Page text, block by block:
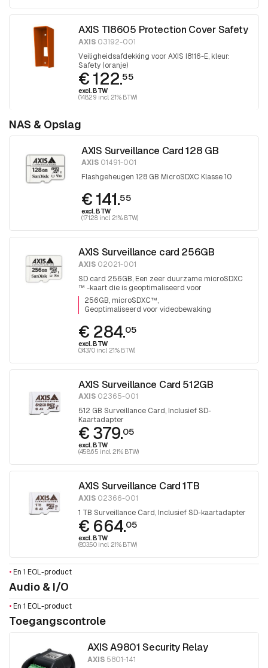
AXIS TI8605 Protection Cover Safety
AXIS 03192-001
Veiligheidsafdekking voor AXIS I8116-E, kleur:
Safety (oranje)
€ 122.55
excl. BTW
(148.29 incl. 21% BTW)
NAS & Opslag
AXIS Surveillance Card 128 GB
AXIS01491-001
Flashgeheugen 128 GB MicroSDXC Klasse 10
€ 141.55
excl. BTW
(171.28 incl. 21% BTW)
AXIS Surveillance card 256GB
AXIS 02021-001
SD card 256GB, Een zeer duurzame microSDXC
™ -kaart die is geoptimaliseerd voor
videobewaking.
256GB, microSDXC™
Geoptimaliseerd voor videobewaking
€ 284.05
excl. BTW
(343.70 incl. 21% BTW)
AXIS Surveillance Card 512GB
AXIS 02365-001
512 GB Surveillance Card, Inclusief SD-
Kaartadapter
€ 379.05
excl. BTW
(458.65 incl. 21% BTW)
AXIS Surveillance Card 1TB
AXIS 02366-001
1 TB Surveillance Card, Inclusief SD-kaartadapter
€ 664.05
excl. BTW
(803.50 incl. 21% BTW)
• En 1 EOL-product
Audio & I/O
• En 1 EOL-product
Toegangscontrole
AXIS A9801 Security Relay
AXIS5801-141